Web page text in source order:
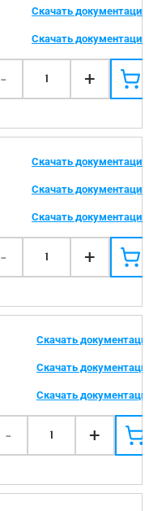
Скачать
Скачать
- 1 +
Скачать
Скачать
Скачать
- 1 +
Скачать
Скачать
Скачать
- 1 +